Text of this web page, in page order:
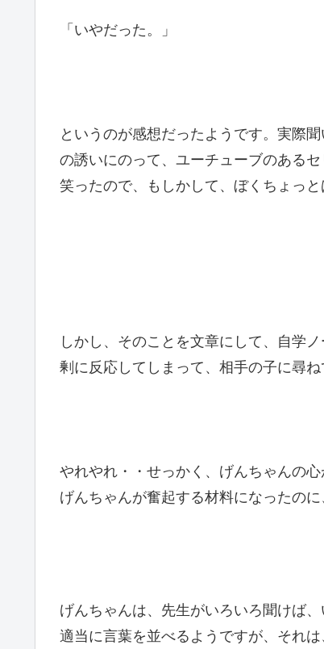
「いやだった。」
というのが感想だったようです。実際
の誘いにのって、ユーチューブのある
笑ったので、もしかして、ぼくちょっ
しかし、そのことを文章にして、自学
剰に反応してしまって、相手の子に尋ね
やれやれ・・せっかく、げんちゃんの
げんちゃんが奮起する材料になったの
げんちゃんは、先生がいろいろ聞けば
適当に言葉を並べるようですが、それ